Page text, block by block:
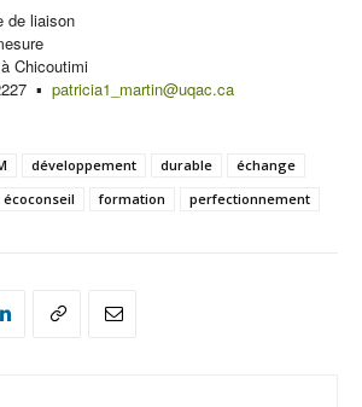
de liaison
Chicoutimi
▪ patricia1_martin@uqac.ca
développement durable
échange
écoconseil formation perfectionnement